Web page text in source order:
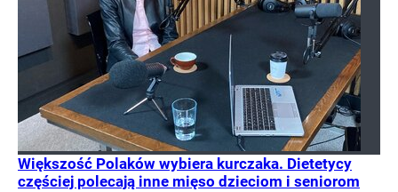
Większość Polaków wybiera kurczaka. Dietetycy
częściej polecają inne mięso dzieciom i seniorom